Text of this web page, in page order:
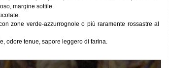
margine sottile.
zone verde-azzurrognole o più raramente rossastre al
odore tenue, sapore leggero di farina.